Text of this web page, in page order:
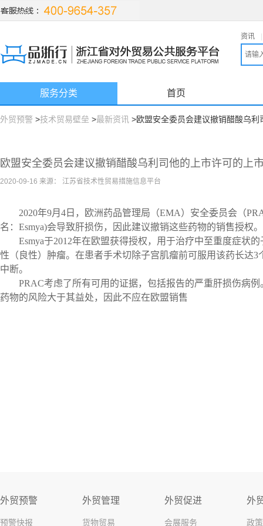
资讯
服务分类 首页
外贸预警 >技术贸易壁垒 >最新资讯 >欧盟安全委员会建议撤销醋酸乌
欧盟安全委员会建议撤销醋酸乌利司他的上市许可的上
2020-09-16 来源： 江苏省技术性贸易措施信息平台
2020年9月4日，欧洲药品管理局（EMA）安全委员会（
名：Esmya)会导致肝损伤，因此建议撤销这些药物的销售授权。
Esmya于2012年在欧盟获得授权，用于治疗中至重度症状
性（良性）肿瘤。在患者手术切除子宫肌瘤前可服用该药长达
中断。
PRAC考虑了所有可用的证据，包括报告的严重肝损伤病
药物的风险大于其益处，因此不应在欧盟销售
外贸预警
预警快报
外贸管理
货物贸易
外贸促进
会展服务
外
政